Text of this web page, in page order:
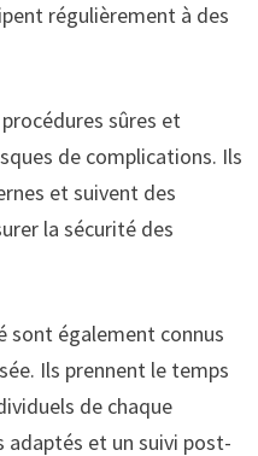
régulièrement à des
sûres et
de complications. Ils
et suivent des
la sécurité des
sont également connus
Ils prennent le temps
de chaque
et un suivi post-